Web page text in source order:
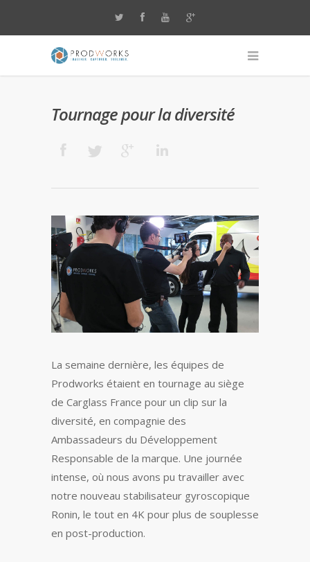
Tournage pour la diversité
La semaine dernière, les équipes de
Prodworks étaient en tournage au siège
de Carglass France pour un clip sur la
diversité, en compagnie des
Ambassadeurs du Développement
Responsable de la marque. Une journée
intense, où nous avons pu travailler avec
notre nouveau stabilisateur gyroscopique
Ronin, le tout en 4K pour plus de souplesse
en post-production.